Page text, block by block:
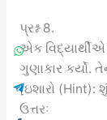
પ્રશ્ન 8.
એક વિદ્યાર્થીએ
ગુણાકાર કર્યો.
[ઇશારો (Hint):
ઉત્તરઃ